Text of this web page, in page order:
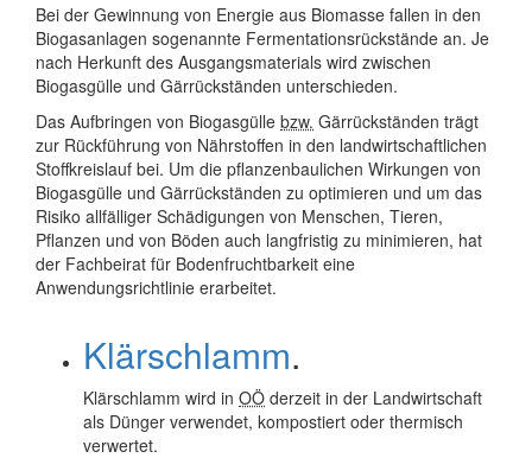
Bei der Gewinnung von Energie aus Biomasse fallen in den
Biogasanlagen sogenannte Fermentationsrückstände an. Je
nach Herkunft des Ausgangsmaterials wird zwischen
Biogasgülle und Gärrückständen unterschieden.
Das Aufbringen von Biogasgülle bzw. Gärrückständen trägt
zur Rückführung von Nährstoffen in den landwirtschaftlichen
Stoffkreislauf bei. Um die pflanzenbaulichen Wirkungen von
Biogasgülle und Gärrückständen zu optimieren und um das
Risiko allfälliger Schädigungen von Menschen, Tieren,
Pflanzen und von Böden auch langfristig zu minimieren, hat
der Fachbeirat für Bodenfruchtbarkeit eine
Anwendungsrichtlinie erarbeitet.
Klärschlamm.
Klärschlamm wird in OÖ derzeit in der Landwirtschaft
als Dünger verwendet, kompostiert oder thermisch
verwertet.